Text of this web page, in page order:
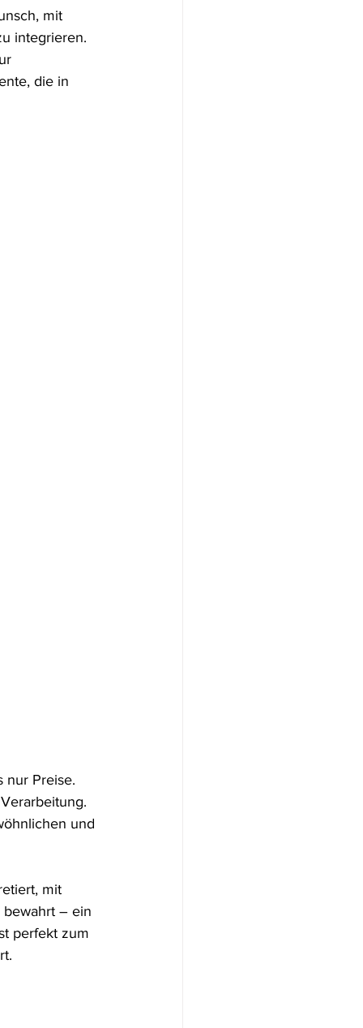
mit
integrieren.
die in
nur Preise.
und
mit
bewahrt – ein
perfekt zum